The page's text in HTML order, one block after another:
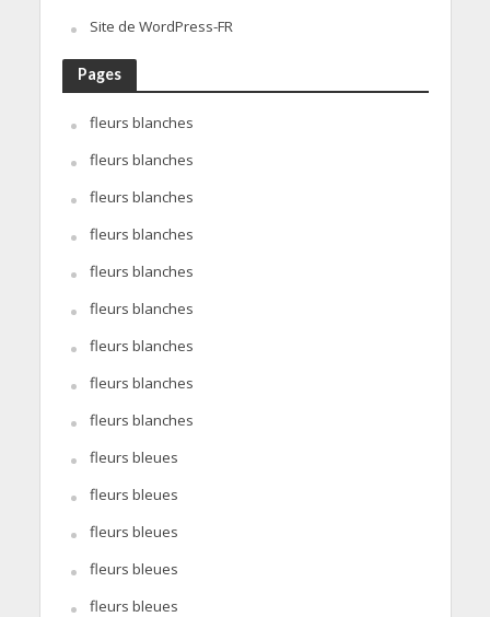
Site de WordPress-FR
Pages
fleurs blanches
fleurs blanches
fleurs blanches
fleurs blanches
fleurs blanches
fleurs blanches
fleurs blanches
fleurs blanches
fleurs blanches
fleurs bleues
fleurs bleues
fleurs bleues
fleurs bleues
fleurs bleues